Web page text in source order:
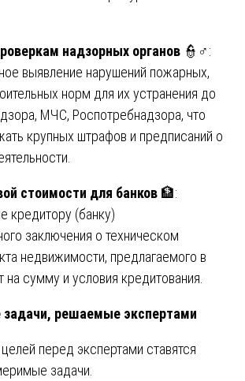
надзорных органов 👮♂️:
выявление нарушений пожарных,
норм для их устранения до
МЧС, Роспотребнадзора, что
крупных штрафов и предписаний о
стоимости для банков 🏦:
кредитору (банку)
заключения о техническом
недвижимости, предлагаемого в
на сумму и условия кредитования.
задачи, решаемые экспертами
перед экспертами ставятся
задачи.